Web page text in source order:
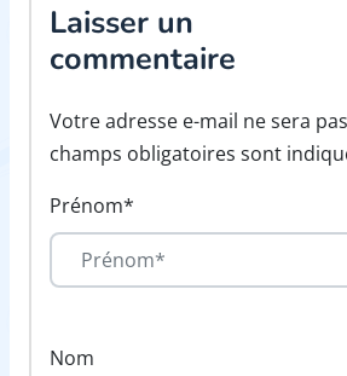
Laisser un
commentaire
Votre adresse e-mail ne sera
champs obligatoires sont
Prénom*
Nom